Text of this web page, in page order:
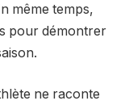
même temps,
pour démontrer
ne raconte